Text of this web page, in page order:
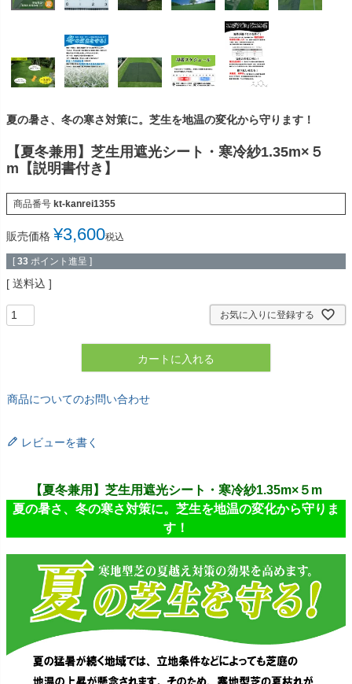
夏の暑さ、冬の寒さ対策に。芝生を地温の変化から守ります！
【夏冬兼用】芝生用遮光シート・寒冷紗1.35m×５
m【説明書付き】
商品番号 kt-kanrei1355
販売価格 ¥3,600税込
[ 33 ポイント進呈 ]
送料込
お気に入りに登録する
カートに入れる
商品についてのお問い合わせ
レビューを書く
【夏冬兼用】芝生用遮光シート・寒冷紗1.35m×５m
夏の暑さ、冬の寒さ対策に。芝生を地温の変化から守りま
す！